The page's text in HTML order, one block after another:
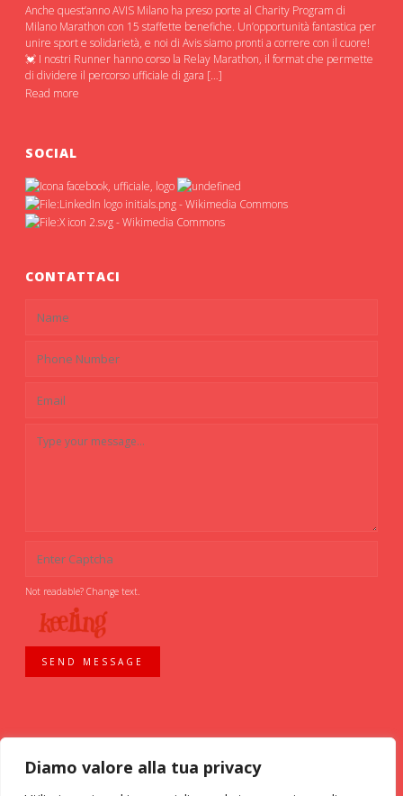
Diamo valore alla tua privacy
Anche quest’anno AVIS Milano ha preso porte al Charity Program di
Milano Marathon con 15 staffette benefiche. Un’opportunità fantastica per
unire sport e solidarietà, e noi di Avis siamo pronti a correre con il cuore!
💓 I nostri Runner hanno corso la Relay Marathon, il format che permette
di dividere il percorso ufficiale di gara […]
Read more
SOCIAL
CONTATTACI
Not readable? Change text.
SEND MESSAGE